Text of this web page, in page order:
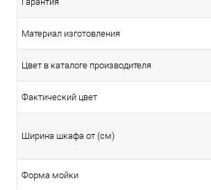
Материал изготовления
Цвет в каталоге производителя
Фактический цвет
Ширина шкафа от (см)
Форма мойки